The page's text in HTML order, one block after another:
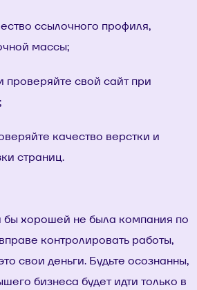
ссылочного профиля,
массы;
проверяйте свой сайт при
качество верстки и
страниц.
бы хорошей не была компания по
контролировать работы,
свои деньги. Будьте осознанны,
бизнеса будет идти только в